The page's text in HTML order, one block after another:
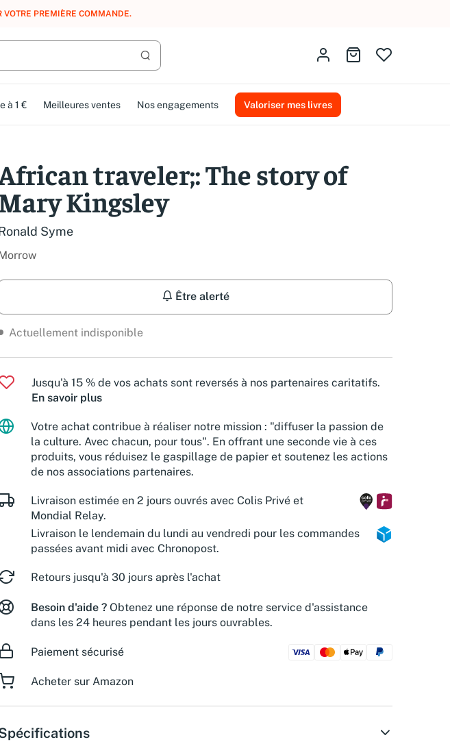
GRATUITEMENT LE CLUB AMMAREAL.
Lancer la recherche
Identifiez-vousAller au panier
à 1 € Meilleures ventes Nos engagements Valoriser mes livres
traveler;: The story of
Kingsley
Syme
Être alerté
Actuellement indisponible
Jusqu'à 15 % de vos achats sont reversés à nos partenaires caritatifs.
En savoir plus
Votre achat contribue à réaliser notre mission : "diffuser la passion de
la culture. Avec chacun, pour tous". En offrant une seconde vie à ces
produits, vous réduisez le gaspillage de papier et soutenez les actions
de nos associations partenaires.
Livraison estimée en 2 jours ouvrés avec Colis Privé et
Mondial Relay.
Livraison le lendemain du lundi au vendredi pour les commandes
passées avant midi avec Chronopost.
Retours jusqu'à 30 jours après l'achat
Besoin d'aide ? Obtenez une réponse de notre service d'assistance
dans les 24 heures pendant les jours ouvrables.
Paiement sécurisé
Acheter sur Amazon